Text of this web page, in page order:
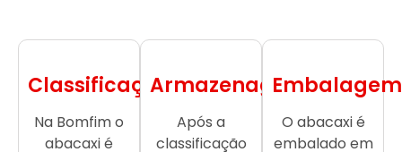
Classificação
Na Bomfim o
abacaxi é
Armazenagem
Após a
classificação
Embalagem
O abacaxi é
embalado em